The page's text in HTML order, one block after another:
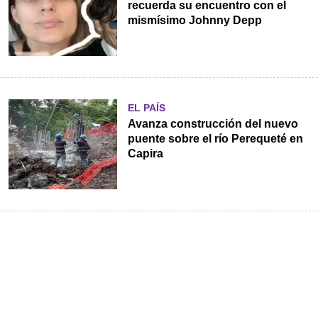
recuerda su encuentro con el
mismísimo Johnny Depp
EL PAÍS
Avanza construcción del nuevo
puente sobre el río Perequeté en
Capira